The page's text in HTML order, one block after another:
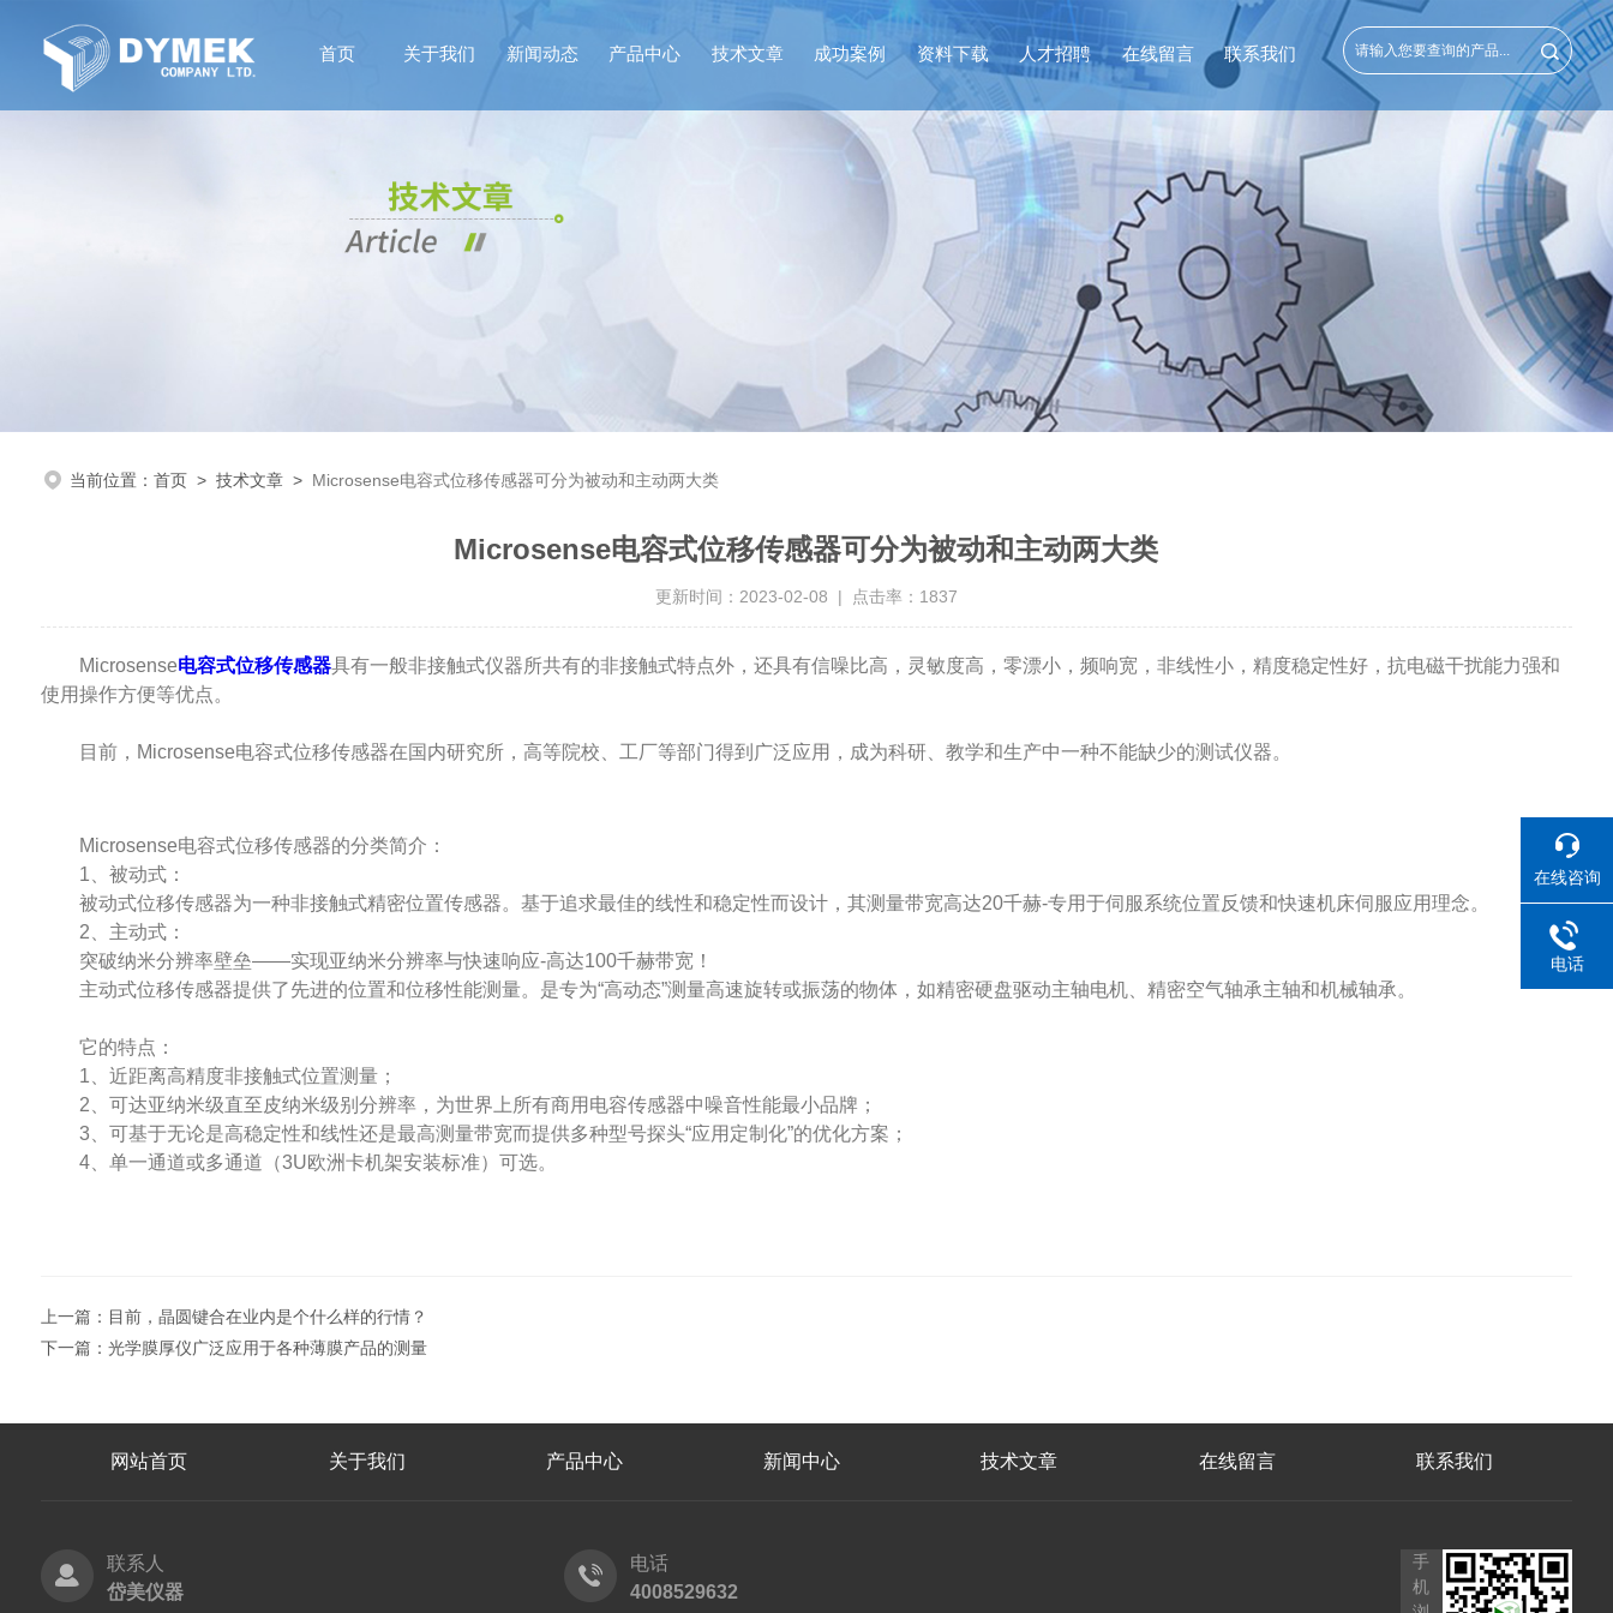
首页 关于我们 新闻动态 产品中心 技术文章 成功案例 资料下载 人才招聘 在线留言 联系我们
当前位置： 首页> 技术文章> Microsense电容式位移传感器可分为被动和主动两大类
Microsense电容式位移传感器可分为被动和主动两大类
更新时间：2023-02-08 | 点击率：1837
Microsense电容式位移传感器具有一般非接触式仪器所共有的非接触式特点外，还具有信噪比高，灵敏度高，零漂小，频响宽，非线性小，精度稳定性好，抗电磁干扰能力强和
使用操作方便等优点。
目前，Microsense电容式位移传感器在国内研究所，高等院校、工厂等部门得到广泛应用，成为科研、教学和生产中一种不能缺少的测试仪器。
Microsense电容式位移传感器的分类简介：
1、被动式：
被动式位移传感器为一种非接触式精密位置传感器。基于追求最佳的线性和稳定性而设计，其测量带宽高达20千赫-专用于伺服系统位置反馈和快速机床伺服应用理念。
2、主动式：
突破纳米分辨率壁垒——实现亚纳米分辨率与快速响应-高达100千赫带宽！
主动式位移传感器提供了先进的位置和位移性能测量。是专为“高动态”测量高速旋转或振荡的物体，如精密硬盘驱动主轴电机、精密空气轴承主轴和机械轴承。
它的特点：
1、近距离高精度非接触式位置测量；
2、可达亚纳米级直至皮纳米级别分辨率，为世界上所有商用电容传感器中噪音性能最小品牌；
3、可基于无论是高稳定性和线性还是最高测量带宽而提供多种型号探头“应用定制化”的优化方案；
4、单一通道或多通道（3U欧洲卡机架安装标准）可选。
上一篇： 目前，晶圆键合在业内是个什么样的行情？
下一篇： 光学膜厚仪广泛应用于各种薄膜产品的测量
网站首页 关于我们 产品中心 新闻中心 技术文章 在线留言 联系我们
联系人
岱美仪器
电话
4008529632
手
机
在线咨询
电话